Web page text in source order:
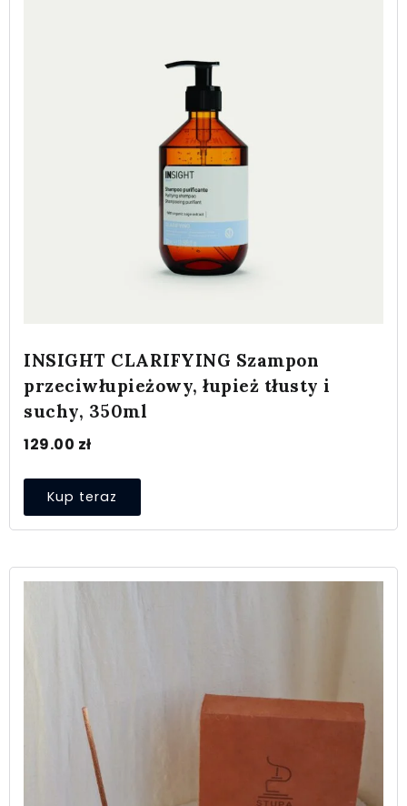
INSIGHT CLARIFYING Szampon
przeciwłupieżowy, łupież tłusty i
suchy, 350ml
129.00 zł
Kup teraz